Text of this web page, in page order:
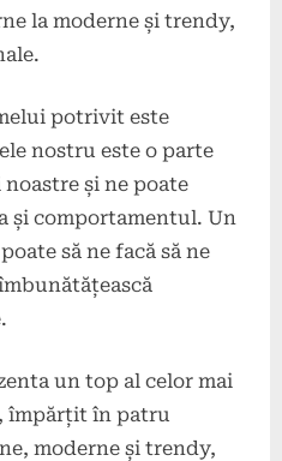
la moderne și trendy,
potrivit este
nostru este o parte
și ne poate
și comportamentul. Un
să ne facă să ne
un top al celor mai
împărțit în patru
moderne și trendy,